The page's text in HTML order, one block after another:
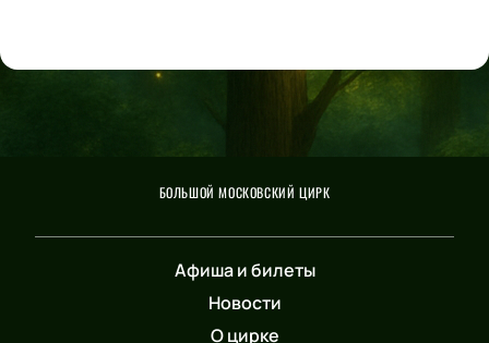
БОЛЬШОЙ МОСКОВСКИЙ ЦИРК
Афиша и билеты
Новости
О цирке